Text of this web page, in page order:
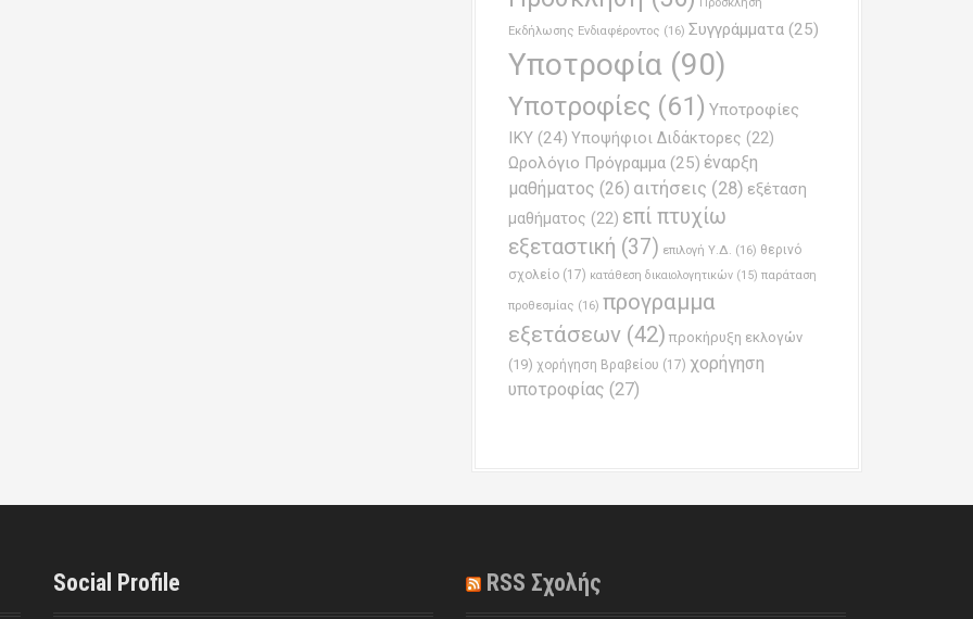
Εκδήλωσης Ενδιαφέροντος (16) Συγγράμματα (25)
Υποτροφία (90)
Υποτροφίες (61) Υποτροφίες
ΙΚΥ (24) Υποψήφιοι Διδάκτορες (22)
Ωρολόγιο Πρόγραμμα (25) έναρξη
μαθήματος (26) αιτήσεις (28) εξέταση
μαθήματος (22) επί πτυχίω
εξεταστική (37) επιλογή Υ.Δ. (16) θερινό
σχολείο (17) κατάθεση δικαιολογητικών (15) παράταση
προθεσμίας (16) προγραμμα
εξετάσεων (42) προκήρυξη εκλογών
(19) χορήγηση Βραβείου (17) χορήγηση
υποτροφίας (27)
Social Profile RSS Σχολής